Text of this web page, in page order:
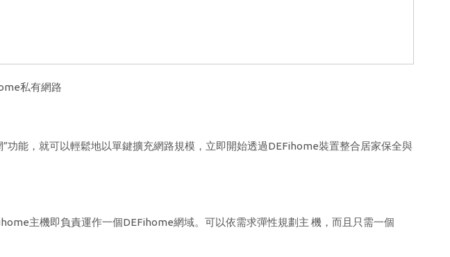
私有網路
功能，就可以輕鬆地以單鍵擴充網路規模，立即開始透過DEFihome裝置整合居家保全與
主機即負責運作一個DEFihome網域。可以依需求彈性規劃主 機，而且只需一個